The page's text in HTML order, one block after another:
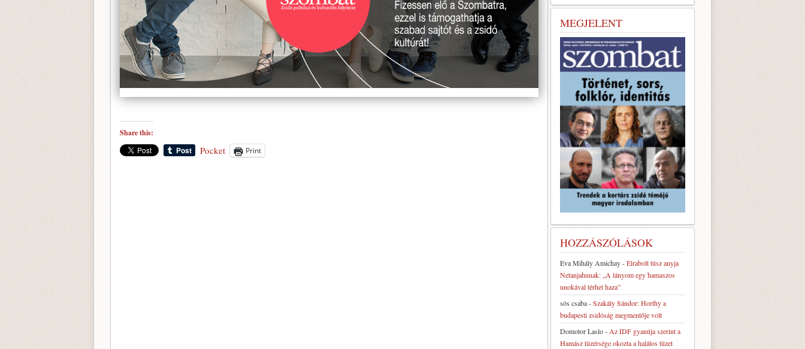
Share this:
Pocket Print
MEGJELENT
HOZZÁSZÓLÁSOK
Eva Mihály Amichay-Elrabolt túsz anyja
Netanjahunak: „A lányom egy hamaszos
unokával térhet haza”
sós csaba-Szakály Sándor: Horthy a
budapesti zsidóság megmentője volt
Domotor Laslo- Az IDF gyanúja szerint a
Hamász tüzérsége okozta a halálos tüzet